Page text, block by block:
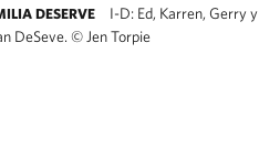
DESERVE
I-D: Ed, Karren, Gerry y
DeSeve. ©Jen Torpie